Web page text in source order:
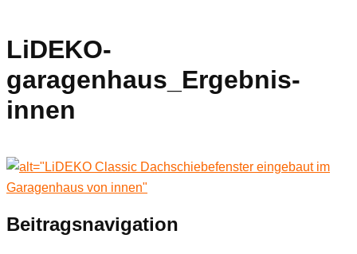
LiDEKO-
garagenhaus_Ergebnis-
innen
Beitragsnavigation